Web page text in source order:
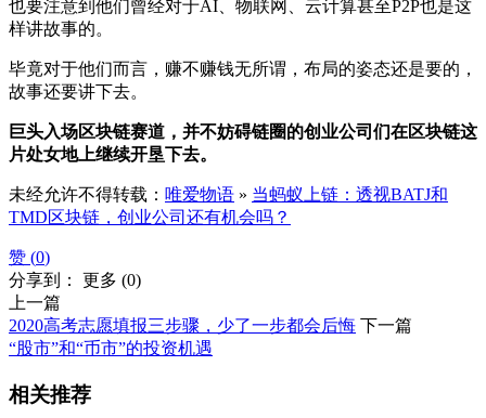
也要注意到他们曾经对于AI、物联网、云计算甚至P2P也是这
样讲故事的。
毕竟对于他们而言，赚不赚钱无所谓，布局的姿态还是要的，
故事还要讲下去。
巨头入场区块链赛道，并不妨碍链圈的创业公司们在区块链这
片处女地上继续开垦下去。
未经允许不得转载： 唯爱物语 » 当蚂蚁上链：透视BATJ和
TMD区块链，创业公司还有机会吗？
赞 (0)
分享到： 更多 (0)
上一篇
2020高考志愿填报三步骤，少了一步都会后悔 下一篇
“股市”和“币市”的投资机遇
相关推荐